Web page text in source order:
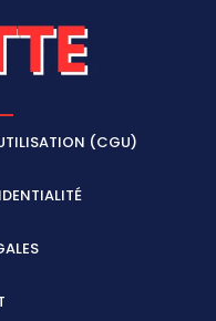
(CGU)